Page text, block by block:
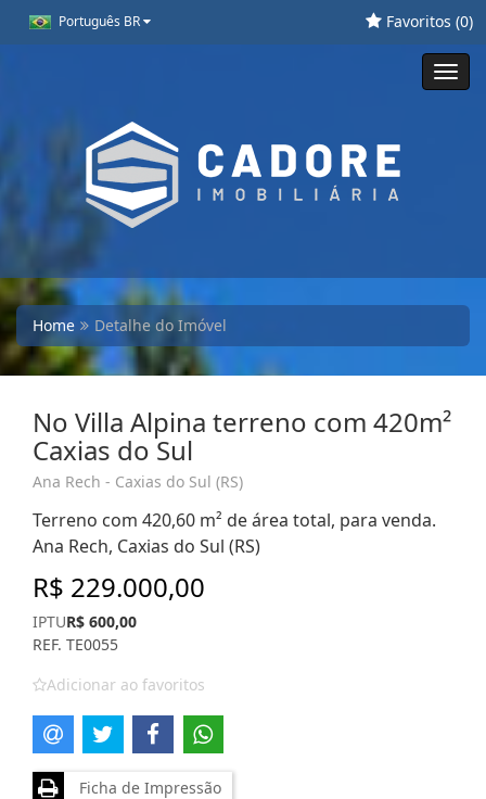
Português BR Favoritos (0)
Home Detalhe do Imóvel
No Villa Alpina terreno com 420m²
Caxias do Sul
Ana Rech - Caxias do Sul (RS)
Terreno com 420,60 m² de área total, para venda.
Ana Rech, Caxias do Sul (RS)
R$ 229.000,00
IPTUR$ 600,00
REF. TE0055
Adicionar ao favoritos
Ficha de Impressão